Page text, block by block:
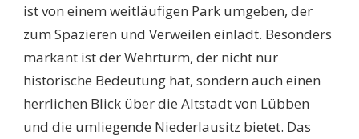
ist von einem weitläufigen Park umgeben, der
zum Spazieren und Verweilen einlädt. Besonders
markant ist der Wehrturm, der nicht nur
historische Bedeutung hat, sondern auch einen
herrlichen Blick über die Altstadt von Lübben
und die umliegende Niederlausitz bietet. Das